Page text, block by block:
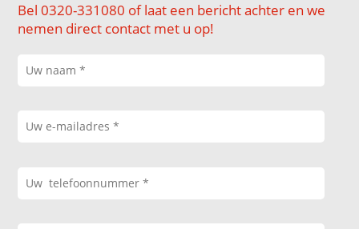
Bel 0320-331080 of laat een bericht achter en we
nemen direct contact met u op!